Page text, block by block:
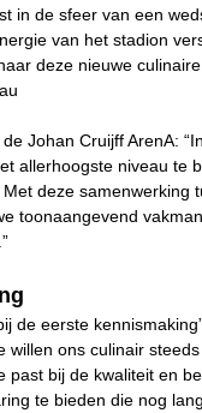
in de sfeer van een
van het stadion
deze nieuwe culinaire
de Johan Cruijff ArenA:
allerhoogste niveau te
deze
toonaangevend
de eerste
willen ons culinair
past bij de kwaliteit en
te bieden die nog